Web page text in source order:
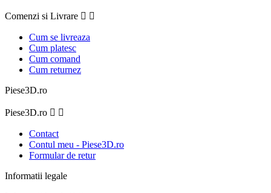
Comenzi si Livrare  
Cum se livreaza
Cum platesc
Cum comand
Cum returnez
Piese3D.ro
Piese3D.ro  
Contact
Contul meu - Piese3D.ro
Formular de retur
Informatii legale